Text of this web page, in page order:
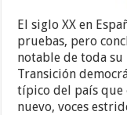
El siglo XX en
pruebas, pero
notable de toda
Transición
típico del país que
nuevo, voces